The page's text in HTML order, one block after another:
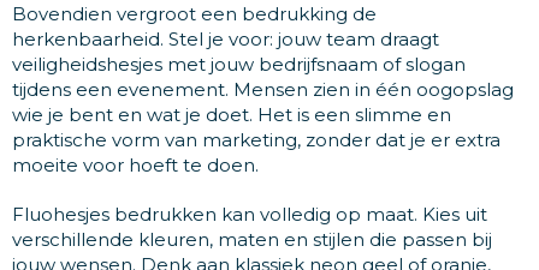
Bovendien vergroot een bedrukking de
herkenbaarheid. Stel je voor: jouw team draagt
veiligheidshesjes met jouw bedrijfsnaam of slogan
tijdens een evenement. Mensen zien in één oogopslag
wie je bent en wat je doet. Het is een slimme en
praktische vorm van marketing, zonder dat je er extra
moeite voor hoeft te doen.
Fluohesjes bedrukken kan volledig op maat. Kies uit
verschillende kleuren, maten en stijlen die passen bij
jouw wensen. Denk aan klassiek neon geel of oranje,